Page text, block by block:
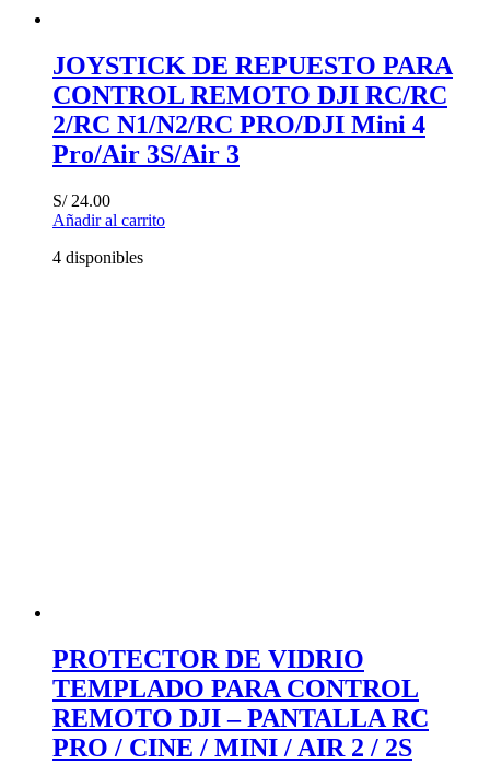
JOYSTICK DE REPUESTO PARA
CONTROL REMOTO DJI RC/RC
2/RC N1/N2/RC PRO/DJI Mini 4
Pro/Air 3S/Air 3
S/24.00
Añadir al carrito
4 disponibles
PROTECTOR DE VIDRIO
TEMPLADO PARA CONTROL
REMOTO DJI – PANTALLA RC
PRO / CINE / MINI / AIR 2 / 2S